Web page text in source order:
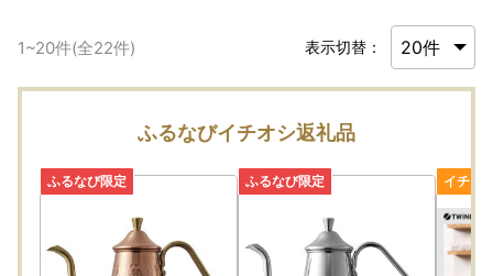
キッチン用品やテーブルウェア等、燕市の技術を用いた返礼
品をご用意しております。
皆さまの生活を豊かにする魅力的なラインナップとなってお
りますので、ぜひご覧ください！😄✨
【2023年9月16日放送の情報番組「サタデープラス」の人
気コーナー『ひたすら試してランキング』で「全自動コーヒ
ーメーカー（3杯用）」が総合第1位に選ばれました！】
1~20件(全22件) 表示切替：
ふるなびイチオシ返礼品